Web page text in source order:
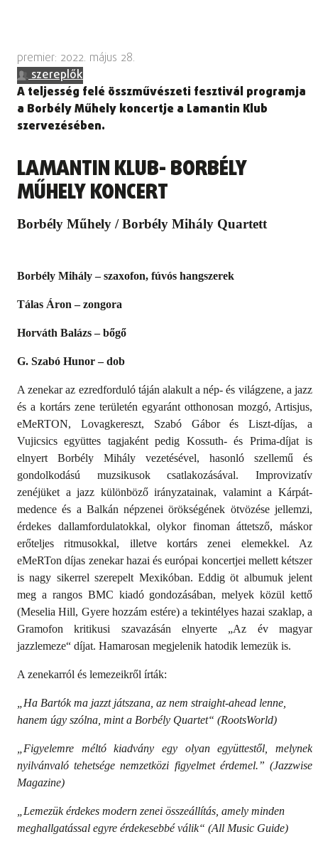
premier: 2022. május 28.
szereplők
A teljesség felé összművészeti fesztivál programja
a Borbély Műhely koncertje a Lamantin Klub
szervezésében.
LAMANTIN KLUB- BORBÉLY
MŰHELY KONCERT
Borbély Műhely / Borbély Mihály Quartett
Borbély Mihály – szaxofon, fúvós hangszerek
Tálas Áron – zongora
Horváth Balázs – bőgő
G. Szabó Hunor – dob
A zenekar az ezredforduló táján alakult a nép- és világzene, a jazz
és a kortárs zene területén egyaránt otthonosan mozgó, Artisjus,
eMeRTON, Lovagkereszt, Szabó Gábor és Liszt-díjas, a
Vujicsics együttes tagjaként pedig Kossuth- és Prima-díjat is
elnyert Borbély Mihály vezetésével, hasonló szellemű és
gondolkodású muzsikusok csatlakozásával. Improvizatív
zenéjüket a jazz különböző irányzatainak, valamint a Kárpát-
medence és a Balkán népzenei örökségének ötvözése jellemzi,
érdekes dallamfordulatokkal, olykor finoman áttetsző, máskor
erőteljes ritmusokkal, illetve kortárs zenei elemekkel. Az
eMeRTon díjas zenekar hazai és európai koncertjei mellett kétszer
is nagy sikerrel szerepelt Mexikóban. Eddig öt albumuk jelent
meg a rangos BMC kiadó gondozásában, melyek közül kettő
(Meselia Hill, Gyere hozzám estére) a tekintélyes hazai szaklap, a
Gramofon kritikusi szavazásán elnyerte „Az év magyar
jazzlemeze“ díjat. Hamarosan megjelenik hatodik lemezük is.
A zenekarról és lemezeikről írták:
„Ha Bartók ma jazzt játszana, az nem straight-ahead lenne,
hanem úgy szólna, mint a Borbély Quartet“ (RootsWorld)
„Figyelemre méltó kiadvány egy olyan együttestől, melynek
nyilvánvaló tehetsége nemzetközi figyelmet érdemel.” (Jazzwise
Magazine)
„Lemezük érdekes modern zenei összeállítás, amely minden
meghallgatással egyre érdekesebbé válik“ (All Music Guide)